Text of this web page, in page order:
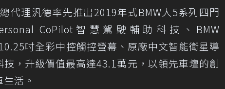
總代理汎德率先推出2019年式BMW大5系列四門
CoPilot智慧駕駛輔助科技、BMW
吋全彩中控觸控螢幕、原廠中文智能衛星導
，升級價值最高達43.1萬元，以領先車壇的創
活。